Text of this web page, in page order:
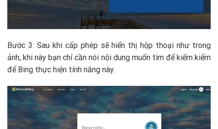
Bước 3: Sau khi cấp phép sẽ hiển thị hộp thoại như trong
ảnh, khi này bạn chỉ cần nói nội dung muốn tìm để kiếm kiếm
để Bing thực hiện tính năng này.